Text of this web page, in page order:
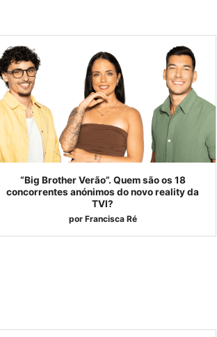
“Big Brother Verão”. Quem são os 18
concorrentes anónimos do novo reality da
TVI?
por Francisca Ré